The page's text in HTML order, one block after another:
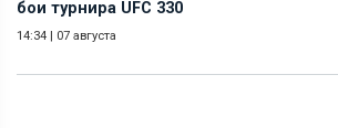
бои турнира UFC 330
14:34 | 07 августа